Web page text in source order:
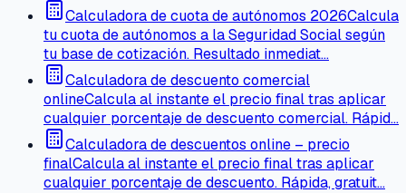
Calculadora de cuota de autónomos 2026Calcula
tu cuota de autónomos a la Seguridad Social según
tu base de cotización. Resultado inmediat…
Calculadora de descuento comercial
onlineCalcula al instante el precio final tras aplicar
cualquier porcentaje de descuento comercial. Rápid…
Calculadora de descuentos online – precio
finalCalcula al instante el precio final tras aplicar
cualquier porcentaje de descuento. Rápida, gratuit…